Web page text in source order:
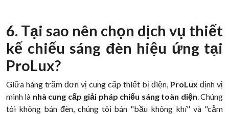
6. Tại sao nên chọn dịch vụ thiết
kế chiếu sáng đèn hiệu ứng tại
ProLux?
Giữa hàng trăm đơn vị cung cấp thiết bị điện, ProLux định vị
mình là nhà cung cấp giải pháp chiếu sáng toàn diện. Chúng
tôi không bán đèn, chúng tôi bán "bầu không khí" và "cảm